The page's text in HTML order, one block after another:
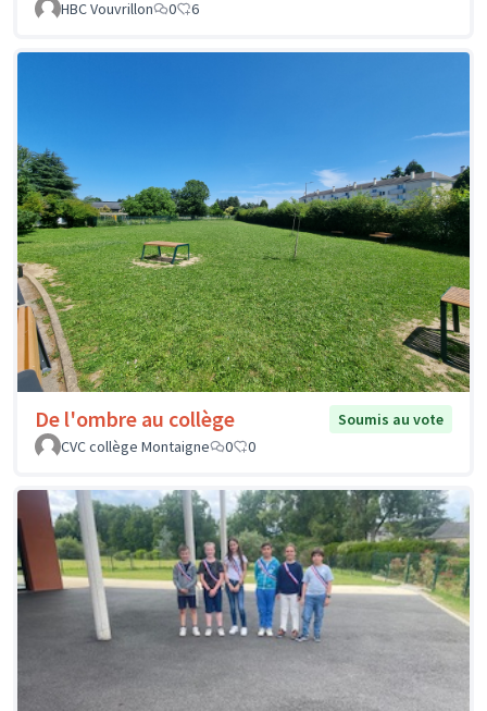
HBC Vouvrillon
0 6
De l'ombre au collège
Soumis au vote
CVC collège Montaigne
0 0